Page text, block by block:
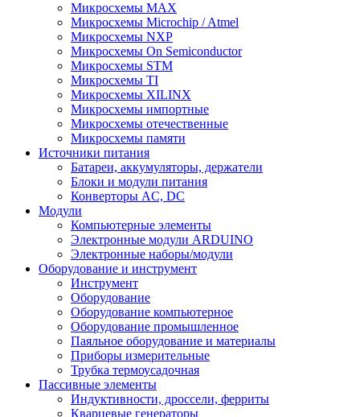
Микросхемы MAX
Микросхемы Microchip / Atmel
Микросхемы NXP
Микросхемы On Semiconductor
Микросхемы STM
Микросхемы TI
Микросхемы XILINX
Микросхемы импортные
Микросхемы отечественные
Микросхемы памяти
Источники питания
Батареи, аккумуляторы, держатели
Блоки и модули питания
Конверторы AC, DC
Модули
Компьютерные элементы
Электронные модули ARDUINO
Электронные наборы/модули
Оборудование и инструмент
Инструмент
Оборудование
Оборудование компьютерное
Оборудование промышленное
Паяльное оборудование и материалы
Приборы измерительные
Трубка термоусадочная
Пассивные элементы
Индуктивности, дроссели, ферриты
Кварцевые генераторы